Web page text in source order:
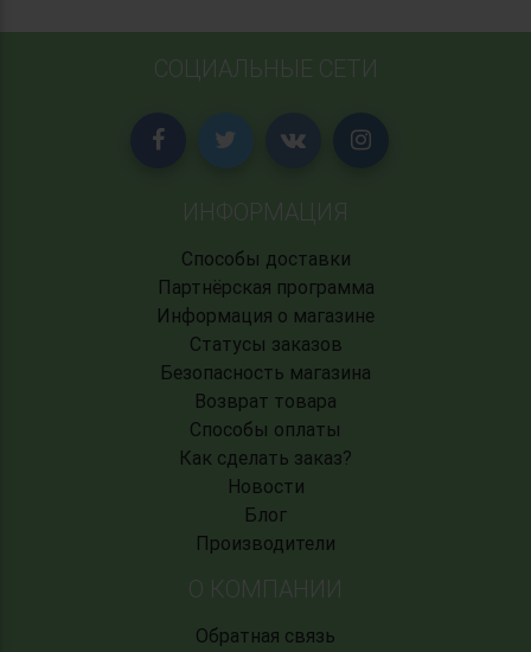
СОЦИАЛЬНЫЕ СЕТИ
ИНФОРМАЦИЯ
Способы доставки
Партнёрская программа
Информация о магазине
Статусы заказов
Безопасность магазина
Возврат товара
Способы оплаты
Как сделать заказ?
Новости
Блог
Производители
О КОМПАНИИ
Обратная связь